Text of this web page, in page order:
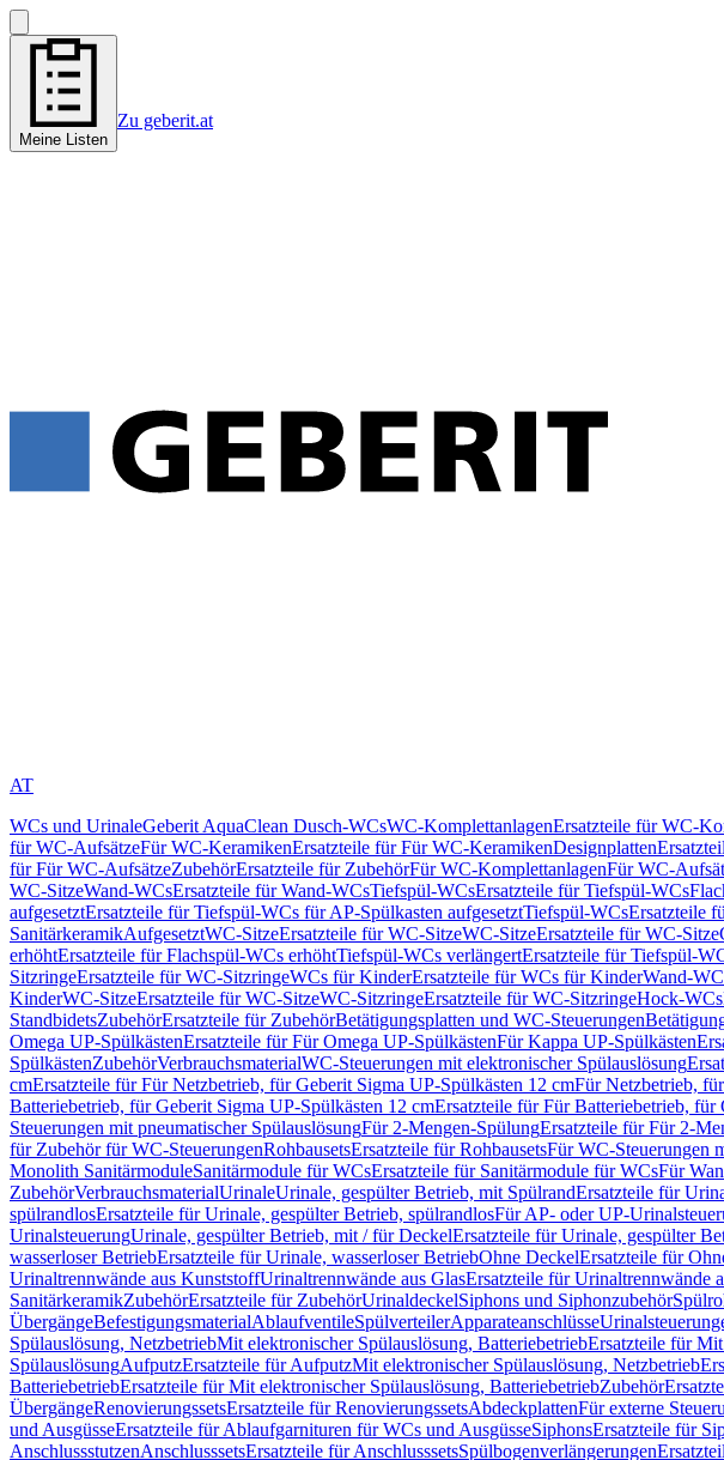
Meine Listen
Zu geberit.at
AT
WCs und UrinaleGeberit AquaClean Dusch-WCsWC-KomplettanlagenErsatzteile für WC-
für WC-AufsätzeFür WC-KeramikenErsatzteile für Für WC-KeramikenDesignplatten
für Für WC-AufsätzeZubehörErsatzteile für ZubehörFür WC-KomplettanlagenFür WC-
WC-SitzeWand-WCsErsatzteile für Wand-WCsTiefspül-WCsErsatzteile für Tiefspül-WCs
aufgesetztErsatzteile für Tiefspül-WCs für AP-Spülkasten aufgesetztTiefspül-WCsErsatzteile
SanitärkeramikAufgesetztWC-SitzeErsatzteile für WC-SitzeWC-SitzeErsatzteile für WC-Sitze
erhöhtErsatzteile für Flachspül-WCs erhöhtTiefspül-WCs verlängertErsatzteile für Tiefspül-
SitzringeErsatzteile für WC-SitzringeWCs für KinderErsatzteile für WCs für KinderWand-
KinderWC-SitzeErsatzteile für WC-SitzeWC-SitzringeErsatzteile für WC-SitzringeHock-WCs
StandbidetsZubehörErsatzteile für ZubehörBetätigungsplatten und WC-Steuerungen
Omega UP-SpülkästenErsatzteile für Für Omega UP-SpülkästenFür Kappa UP-Spülkästen
SpülkästenZubehörVerbrauchsmaterialWC-Steuerungen mit elektronischer Spülauslösung
cmErsatzteile für Für Netzbetrieb, für Geberit Sigma UP-Spülkästen 12 cmFür Netzbetrieb,
Batteriebetrieb, für Geberit Sigma UP-Spülkästen 12 cmErsatzteile für Für Batteriebetrieb,
Steuerungen mit pneumatischer SpülauslösungFür 2-Mengen-SpülungErsatzteile für Für 2-
für Zubehör für WC-SteuerungenRohbausetsErsatzteile für RohbausetsFür WC-Steuerungen
Monolith SanitärmoduleSanitärmodule für WCsErsatzteile für Sanitärmodule für WCsFür
ZubehörVerbrauchsmaterialUrinaleUrinale, gespülter Betrieb, mit SpülrandErsatzteile für
spülrandlosErsatzteile für Urinale, gespülter Betrieb, spülrandlosFür AP- oder UP-
UrinalsteuerungUrinale, gespülter Betrieb, mit / für DeckelErsatzteile für Urinale, gespülter
wasserloser BetriebErsatzteile für Urinale, wasserloser BetriebOhne DeckelErsatzteile für
Urinaltrennwände aus KunststoffUrinaltrennwände aus GlasErsatzteile für Urinaltrennwände
SanitärkeramikZubehörErsatzteile für ZubehörUrinaldeckelSiphons und Siphonzubehör
ÜbergängeBefestigungsmaterialAblaufventileSpülverteilerApparateanschlüsse
Spülauslösung, NetzbetriebMit elektronischer Spülauslösung, BatteriebetriebErsatzteile für
SpülauslösungAufputzErsatzteile für AufputzMit elektronischer Spülauslösung, Netzbetrieb
BatteriebetriebErsatzteile für Mit elektronischer Spülauslösung, BatteriebetriebZubehör
ÜbergängeRenovierungssetsErsatzteile für RenovierungssetsAbdeckplattenFür externe
und AusgüsseErsatzteile für Ablaufgarnituren für WCs und AusgüsseSiphonsErsatzteile für
AnschlussstutzenAnschlusssetsErsatzteile für AnschlusssetsSpülbogenverlängerungen